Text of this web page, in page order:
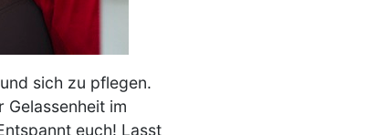
sich zu pflegen.
im
euch! Lasst